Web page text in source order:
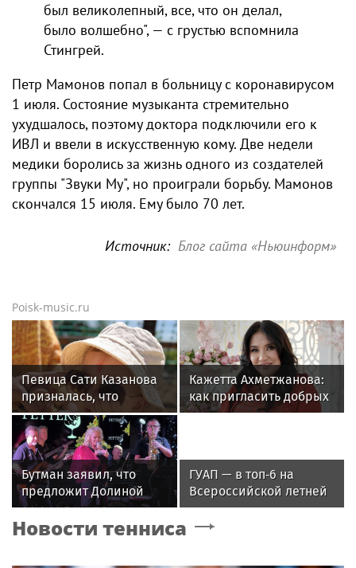
был великолепный, все, что он делал,
было волшебно", — с грустью вспомнила
Стингрей.
Петр Мамонов попал в больницу с коронавирусом
1 июля. Состояние музыканта стремительно
ухудшалось, поэтому доктора подключили его к
ИВЛ и ввели в искусственную кому. Две недели
медики боролись за жизнь одного из создателей
группы "Звуки Му", но проиграли борьбу. Мамонов
скончался 15 июля. Ему было 70 лет.
Источник: Блог сайта «Ньюинформ»
Poisk-music.ru
Певица Сати Казанова
призналась, что
назвала дочь в честь
индуистской богини
Кажетта Ахметжанова:
как пригласить добрых
духов в новый дом
Бутман заявил, что
предложит Долиной
кафедру в будущем
джазовом вузе
ГУАП — в топ‑6 на
Всероссийской летней
Универсиаде по
спортивному
Новости тенниса